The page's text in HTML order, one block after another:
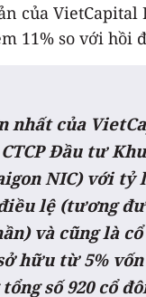
của VietCapital
11% so với hồi
nhất của
Đầu tư
NIC) với tỷ
lệ (tương
và cũng là
hữu từ 5%
số 920 cổ